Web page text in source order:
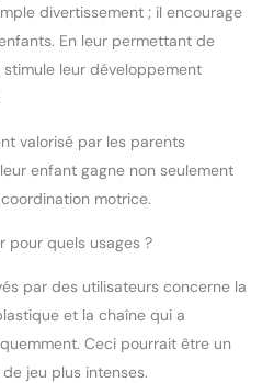
favorisent un
développement sain. La
poignée de frein est
PIÈCES NON TOXIQUES
Nous n'utilisons que des
matériaux de haute
inoffensive et des selles
toxiques dans nos
produits. La selle
ergonomique et le
guidon conçu à cet
divertissement ; il encourage
En leur permettant de
leur développement
valorisé par les parents
enfant gagne non seulement
motrice.
pour quels usages ?
par des utilisateurs concerne la
et la chaîne qui a
Ceci pourrait être un
jeu plus intenses.